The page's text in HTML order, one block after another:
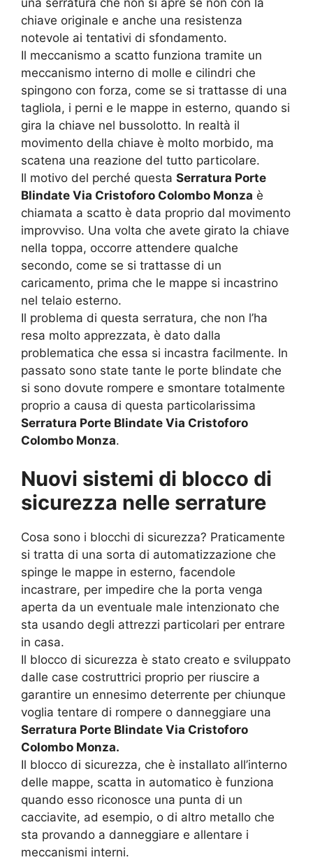
chiave originale e anche una resistenza
notevole ai tentativi di sfondamento.
Il meccanismo a scatto funziona tramite un
meccanismo interno di molle e cilindri che
spingono con forza, come se si trattasse di una
tagliola, i perni e le mappe in esterno, quando si
gira la chiave nel bussolotto. In realtà il
movimento della chiave è molto morbido, ma
scatena una reazione del tutto particolare.
Il motivo del perché questa Serratura Porte
Blindate Via Cristoforo Colombo Monza è
chiamata a scatto è data proprio dal movimento
improvviso. Una volta che avete girato la chiave
nella toppa, occorre attendere qualche
secondo, come se si trattasse di un
caricamento, prima che le mappe si incastrino
nel telaio esterno.
Il problema di questa serratura, che non l’ha
resa molto apprezzata, è dato dalla
problematica che essa si incastra facilmente. In
passato sono state tante le porte blindate che
si sono dovute rompere e smontare totalmente
proprio a causa di questa particolarissima
Serratura Porte Blindate Via Cristoforo
Colombo Monza.
Nuovi sistemi di blocco di
sicurezza nelle serrature
Cosa sono i blocchi di sicurezza? Praticamente
si tratta di una sorta di automatizzazione che
spinge le mappe in esterno, facendole
incastrare, per impedire che la porta venga
aperta da un eventuale male intenzionato che
sta usando degli attrezzi particolari per entrare
in casa.
Il blocco di sicurezza è stato creato e sviluppato
dalle case costruttrici proprio per riuscire a
garantire un ennesimo deterrente per chiunque
voglia tentare di rompere o danneggiare una
Serratura Porte Blindate Via Cristoforo
Colombo Monza.
Il blocco di sicurezza, che è installato all’interno
delle mappe, scatta in automatico è funziona
quando esso riconosce una punta di un
cacciavite, ad esempio, o di altro metallo che
sta provando a danneggiare e allentare i
meccanismi interni.